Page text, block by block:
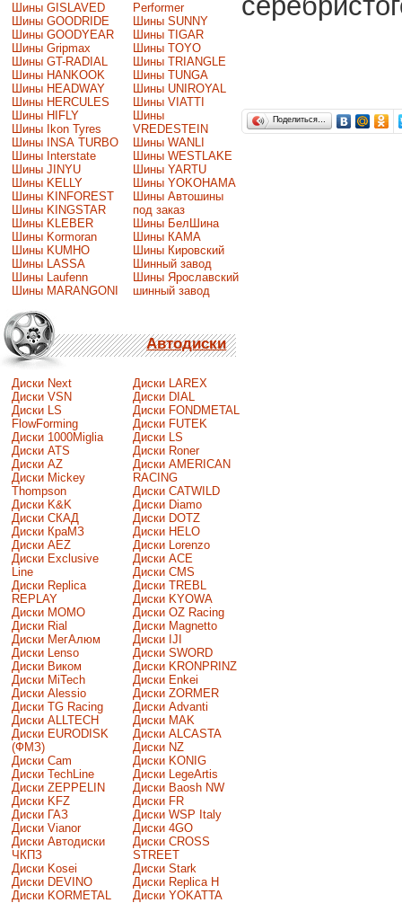
Шины GISLAVED
Шины GOODRIDE
Шины GOODYEAR
Шины Gripmax
Шины GT-RADIAL
Шины HANKOOK
Шины HEADWAY
Шины HERCULES
Шины HIFLY
Шины Ikon Tyres
Шины INSA TURBO
Шины Interstate
Шины JINYU
Шины KELLY
Шины KINFOREST
Шины KINGSTAR
Шины KLEBER
Шины Kormoran
Шины KUMHO
Шины LASSA
Шины Laufenn
Шины MARANGONI
Performer
Шины SUNNY
Шины TIGAR
Шины TOYO
Шины TRIANGLE
Шины TUNGA
Шины UNIROYAL
Шины VIATTI
Шины
VREDESTEIN
Шины WANLI
Шины WESTLAKE
Шины YARTU
Шины YOKOHAMA
Шины Автошины
под заказ
Шины БелШина
Шины КАМА
Шины Кировский
Шинный завод
Шины Ярославский
шинный завод
Автодиски
Диски Next
Диски VSN
Диски LS
FlowForming
Диски 1000Miglia
Диски ATS
Диски AZ
Диски Mickey
Thompson
Диски K&K
Диски СКАД
Диски КраМЗ
Диски AEZ
Диски Exclusive
Line
Диски Replica
REPLAY
Диски MOMO
Диски Rial
Диски МегАлюм
Диски Lenso
Диски Виком
Диски MiTech
Диски Alessio
Диски TG Racing
Диски ALLTECH
Диски EURODISK
(ФМЗ)
Диски Cam
Диски TechLine
Диски ZEPPELIN
Диски KFZ
Диски ГАЗ
Диски Vianor
Диски Автодиски
ЧКПЗ
Диски Kosei
Диски DEVINO
Диски KORMETAL
Диски LAREX
Диски DIAL
Диски FONDMETAL
Диски FUTEK
Диски LS
Диски Roner
Диски AMERICAN
RACING
Диски CATWILD
Диски Diamo
Диски DOTZ
Диски HELO
Диски Lorenzo
Диски ACE
Диски CMS
Диски TREBL
Диски KYOWA
Диски OZ Racing
Диски Magnetto
Диски IJI
Диски SWORD
Диски KRONPRINZ
Диски Enkei
Диски ZORMER
Диски Advanti
Диски MAK
Диски ALCASTA
Диски NZ
Диски KONIG
Диски LegeArtis
Диски Baosh NW
Диски FR
Диски WSP Italy
Диски 4GO
Диски CROSS
STREET
Диски Stark
Диски Replica H
Диски YOKATTA
Поделиться…